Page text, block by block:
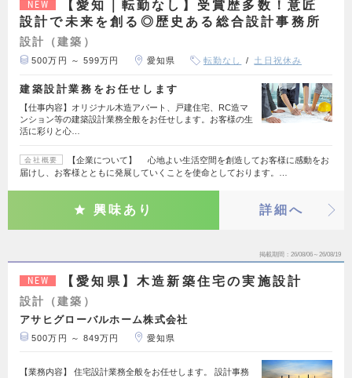
NEW
【愛知｜転勤なし】受賞歴多数！意匠
設計で未来を創る◎歴史ある総合設計事務所
設計（建築）
500万円 ～ 599万円 愛知県 転勤なし 土日祝休み
建築設計業務をお任せします
【仕事内容】オリジナル木造アパート、戸建住宅、RC造マ
ンション等の建築設計業務全般をお任せします。お客様の生
活に彩りと心…
会社概要
【企業について】 心地よい生活空間を創造してお客様に感動をお
届けし、お客様とともに発展していくことを使命としております。…
興味あり 詳細へ
掲載期間 26/08/06～26/08/19
NEW 【愛知県】木造新築住宅の実施設計
設計（建築）
アサヒグローバルホーム株式会社
500万円 ～ 849万円 愛知県
【業務内容】 住宅設計業務全般をお任せします。 設計事務